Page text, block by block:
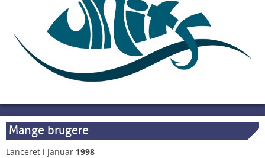
Mange brugere
Lanceret i januar 1998